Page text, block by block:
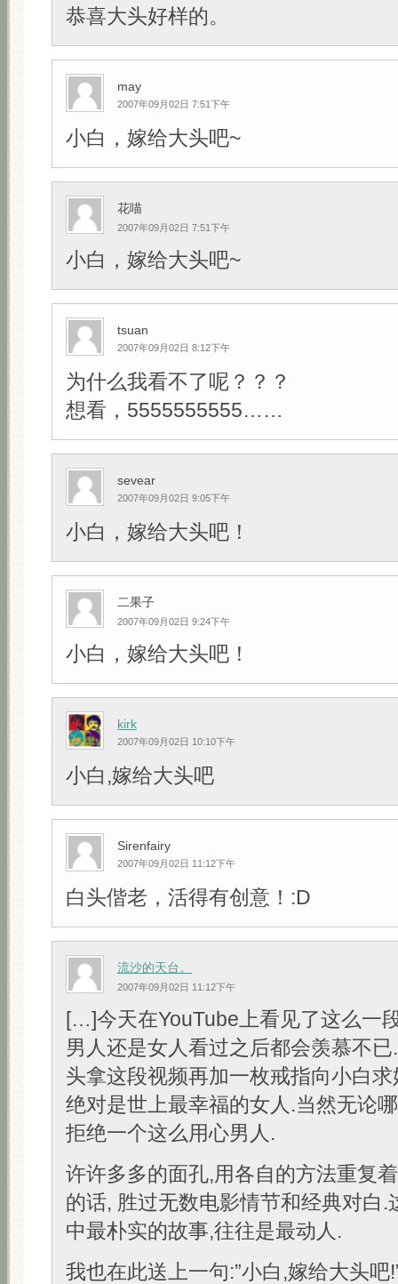
恭喜大头好样的。
may
2007年09月02日 7:51下午
小白，嫁给大头吧~
花喵
2007年09月02日 7:51下午
小白，嫁给大头吧~
tsuan
2007年09月02日 8:12下午
为什么我看不了呢？？？
想看，5555555555……
sevear
2007年09月02日 9:05下午
小白，嫁给大头吧！
二果子
2007年09月02日 9:24下午
小白，嫁给大头吧！
kirk
2007年09月02日 10:10下午
小白,嫁给大头吧
Sirenfairy
2007年09月02日 11:12下午
白头偕老，活得有创意！:D
流沙的天台。
2007年09月02日 11:12下午
[…]今天在YouTube上看见了这么一
男人还是女人看过之后都会羡慕不
头拿这段视频再加一枚戒指向小白
绝对是世上最幸福的女人.当然无论
拒绝一个这么用心男人.
许许多多的面孔,用各自的方法重复
的话, 胜过无数电影情节和经典对白.
中最朴实的故事,往往是最动人.
我也在此送上一句:”小白,嫁给大头